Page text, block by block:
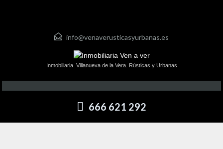
info@venaverusticasyurbanas.es
Inmobiliaria. Villanueva de la Vera. Rústicas y Urbanas
666 621 292